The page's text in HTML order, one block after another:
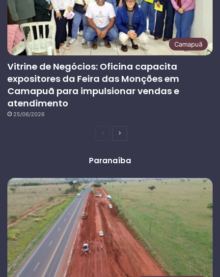
Camapuã
Vitrine de Negócios: Oficina capacita
expositores da Feira das Monções em
Camapuã para impulsionar vendas e
atendimento
25/06/2026
PáginaPróxima
Paranaíba